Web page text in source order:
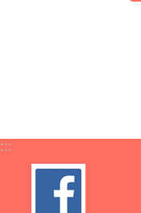
:::